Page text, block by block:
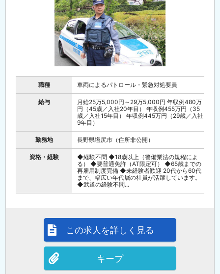
職種 車両によるパトロール・緊急対処要員
給与
月給25万5,000円～29万5,000円 年収例480万
円（45歳／入社20年目） 年収例455万円（35
歳／入社15年目） 年収例445万円（29歳／入社
9年目）
勤務地 長野県塩尻市（住所非公開）
資格・経験
◆経験不問 ◆18歳以上（警備業法の規程によ
る） ◆要普通免許（AT限定可） ◆65歳までの
再雇用制度完備 ◆未経験者歓迎 20代から60代
まで、幅広い年代層の社員が活躍しています。
◆武道の経験不問...
この求人を詳しく見る
キープ